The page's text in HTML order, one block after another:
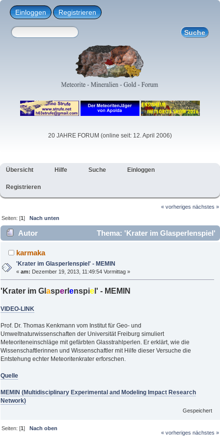
Einloggen Registrieren
20 JAHRE FORUM (online seit: 12. April 2006)
Übersicht Hilfe Suche Einloggen
Registrieren
« vorheriges nächstes »
Seiten: [1]Nach unten
Autor
Thema: 'Krater im Glasperlenspiel'
- MEMIN (Gelesen 2593 mal)
karmaka
'Krater im Glasperlenspiel' - MEMIN
«am: Dezember 19, 2013, 11:49:54 Vormittag »
'Krater im Gl asperl enspie l' - MEMIN
VIDEO-LINK
Prof. Dr. Thomas Kenkmann vom Institut für Geo- und
Umweltnaturwissenschaften der Universität Freiburg simuliert
Meteoriteneinschläge mit gefärbten Glasstrahlperlen. Er erklärt, wie die
Wissenschaftlerinnen und Wissenschaftler mit Hilfe dieser Versuche die
Entstehung echter Meteoritenkrater erforschen.
Quelle
MEMIN (Multidisciplinary Experimental and Modeling Impact Research
Network)
Gespeichert
Seiten: [1] Nach oben
« vorheriges nächstes »